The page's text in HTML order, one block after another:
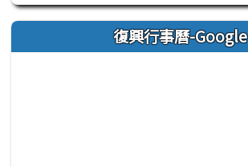
復興行事曆-Google